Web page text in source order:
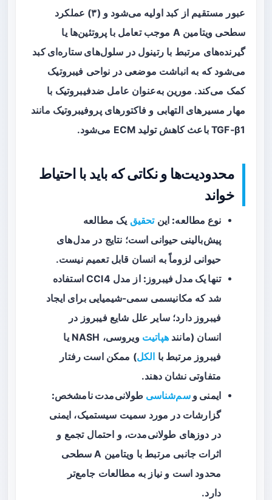
عبور مستقیم از کبد اولیه می‌شود و (۳) عملکرد
سطحی ویتامین A موجب تعامل با پروتئین‌ها یا
گیرنده‌های مرتبط با رتینول در سلول‌های ستاره‌ای کبد
می‌شود که به انباشت موضعی در نواحی فیبروتیک
کمک می‌کند. مورین به‌عنوان عامل ضدفیبروتیک با
مهار مسیرهای التهابی و فاکتورهای پروفیبروتیک مانند
TGF‑β1 باعث کاهش تولید ECM می‌شود.
محدودیت‌ها و نکاتی که باید با احتیاط
خواند
نوع مطالعه: اینتحقیق یک مطالعه
پیش‌بالینی حیوانی است؛ نتایج در مدل‌های
حیوانی لزوماً به انسان قابل تعمیم نیست.
تنها یک مدل فیبروز:
از مدل CCl4 استفاده
شد که مکانیسمی سمی-شیمیایی برای ایجاد
فیبروز دارد؛ سایر علل شایع فیبروز در
انسان (مانندهپاتیت
ویروسی، NASH یا
فیبروز مرتبط با الکل) ممکن است رفتار
متفاوتی نشان دهند.
ایمنی وسم‌شناسی طولانی‌مدت نامشخص:
گزارشات در مورد سمیت سیستمیک، ایمنی
در دوزهای طولانی‌مدت، و احتمال تجمع و
اثرات جانبی مرتبط با ویتامین A سطحی
محدود است و نیاز به مطالعات جامع‌تر
دارد.